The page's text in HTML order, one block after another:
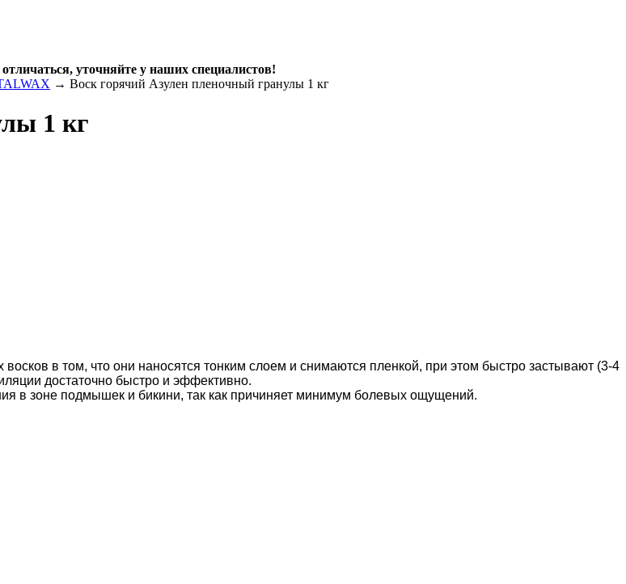
уточняйте у наших специалистов!
→ Воск горячий Азулен пленочный гранулы 1 кг
1 кг
в том, что они наносятся тонким слоем и снимаются пленкой, при этом быстро застывают (3-4
достаточно быстро и эффективно.
в зоне подмышек и бикини, так как причиняет минимум болевых ощущений.